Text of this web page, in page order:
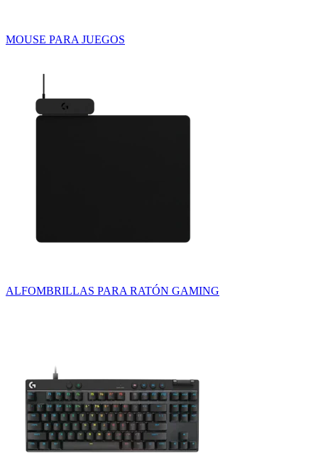
MOUSE PARA JUEGOS
ALFOMBRILLAS PARA RATÓN GAMING